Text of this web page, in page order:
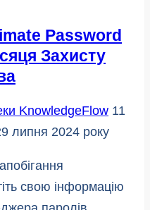
Password
Захисту
KnowledgeFlow 11
липня 2024 року
свою інформацію